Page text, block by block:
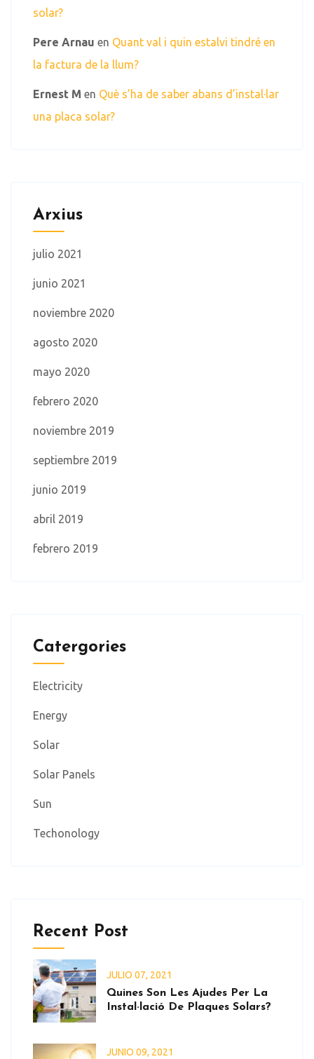
solar?
Pere Arnau en Quant val i quin estalvi tindré en
la factura de la llum?
Ernest M en Què s’ha de saber abans d’instal·lar
una placa solar?
Arxius
julio 2021
junio 2021
noviembre 2020
agosto 2020
mayo 2020
febrero 2020
noviembre 2019
septiembre 2019
junio 2019
abril 2019
febrero 2019
Catergories
Electricity
Energy
Solar
Solar Panels
Sun
Techonology
Recent Post
JULIO 07, 2021
Quines Son Les Ajudes Per La
Instal·lació De Plaques Solars?
JUNIO 09, 2021